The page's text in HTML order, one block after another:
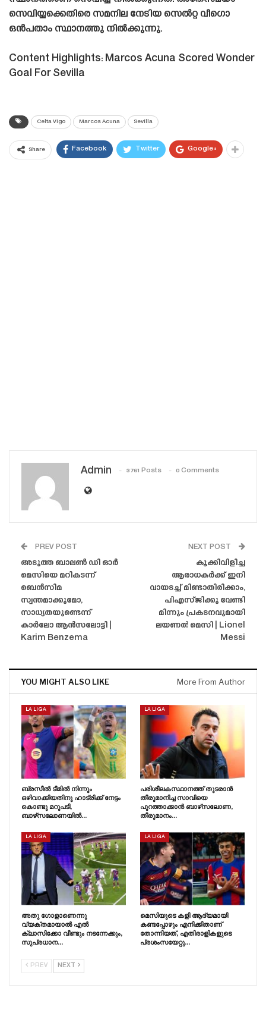
സെവിയ്യക്കെതിരെ സമനില നേടിയ സെൽറ്റ വീഗൊ
ഒൻപതാം സ്ഥാനത്തു നിൽക്കുന്നു.
Content Highlights: Marcos Acuna Scored Wonder
Goal For Sevilla
Celta Vigo Marcos Acuna Sevilla
Share Facebook Twitter Google+
Admin 3761 Posts 0 Comments
PREV POST
അടുത്ത ബാലൺ ഡി ഓർ
മെസിയെ മറികടന്ന്
ബെൻസിമ
സ്വന്തമാക്കുമോ,
സാധ്യതയുണ്ടെന്ന്
കാർലോ ആൻസലോട്ടി |
Karim Benzema
NEXT POST
കൂക്കിവിളിച്ച
ആരാധകർക്ക് ഇനി
വായടച്ച് മിണ്ടാതിരിക്കാം,
പിഎസ്‌ജിക്കു വേണ്ടി
മിന്നും പ്രകടനവുമായി
ലയണൽ മെസി | Lionel
Messi
YOU MIGHT ALSO LIKE More From Author
LA LIGA
ബ്രസീൽ ടീമിൽ നിന്നും
ഒഴിവാക്കിയതിനു ഹാട്രിക്ക് നേട്ടം
കൊണ്ടു മറുപടി,
ബാഴ്‌സലോണയിൽ…
LA LIGA
പരിശീലകസ്ഥാനത്ത് തുടരാൻ
തീരുമാനിച്ച സാവിയെ
പുറത്താക്കാൻ ബാഴ്‌സലോണ,
തീരുമാനം…
LA LIGA
അതു ഗോളാണെന്നു
വ്യക്തമായാൽ എൽ
ക്ലാസിക്കോ വീണ്ടും നടന്നേക്കും,
സുപ്രധാന…
LA LIGA
മെസിയുടെ കളി ആദ്യമായി
കണ്ടപ്പോഴും എനിക്കിതാണ്
തോന്നിയത്, എതിരാളികളുടെ
പ്രശംസയേറ്റു…
PREV NEXT